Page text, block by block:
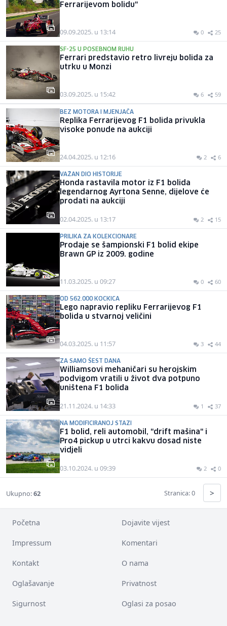
Ferrarijevom bolidu"
09.09.2025. u 13:14 0 25
SF-25 U POSEBNOM RUHU
Ferrari predstavio retro livreju bolida za
utrku u Monzi
03.09.2025. u 15:42 6 59
BEZ MOTORA I MJENJAČA
Replika Ferrarijevog F1 bolida privukla
visoke ponude na aukciji
24.04.2025. u 12:16 2 6
VAŽAN DIO HISTORIJE
Honda rastavila motor iz F1 bolida
legendarnog Ayrtona Senne, dijelove će
prodati na aukciji
02.04.2025. u 13:17 2 15
PRILIKA ZA KOLEKCIONARE
Prodaje se šampionski F1 bolid ekipe
Brawn GP iz 2009. godine
11.03.2025. u 09:27 0 60
OD 562.000 KOCKICA
Lego napravio repliku Ferrarijevog F1
bolida u stvarnoj veličini
04.03.2025. u 11:57 3 44
ZA SAMO ŠEST DANA
Williamsovi mehaničari su herojskim
podvigom vratili u život dva potpuno
uništena F1 bolida
21.11.2024. u 14:33 1 37
NA MODIFICIRANOJ STAZI
F1 bolid, reli automobil, "drift mašina" i
Pro4 pickup u utrci kakvu dosad niste
vidjeli
03.10.2024. u 09:39 2 0
Ukupno:62 Stranica: 0 >
Početna Dojavite vijest
Impressum Komentari
Kontakt O nama
Oglašavanje Privatnost
Sigurnost Oglasi za posao